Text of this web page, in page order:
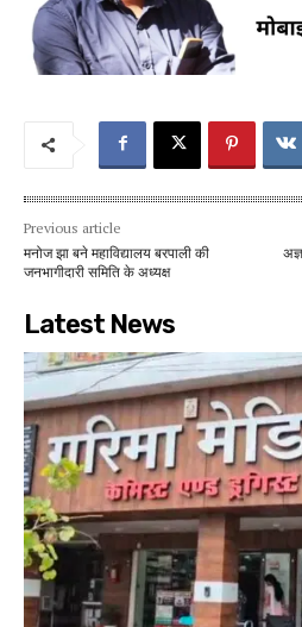
Previous article
मनोज झा बने महाविद्यालय बरपाली की
जनभागीदारी समिति के अध्यक्ष
Latest News